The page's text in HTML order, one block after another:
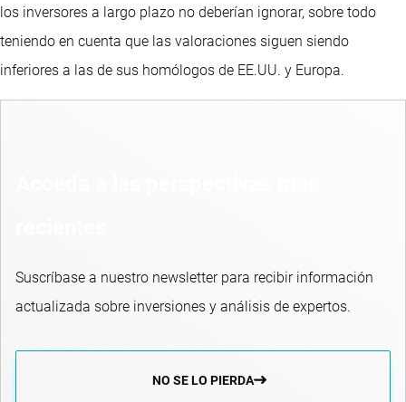
los inversores a largo plazo no deberían ignorar, sobre todo
teniendo en cuenta que las valoraciones siguen siendo
inferiores a las de sus homólogos de EE.UU. y Europa.
Suscríbase a nuestro newsletter para recibir información
actualizada sobre inversiones y análisis de expertos.
NO SE LO PIERDA